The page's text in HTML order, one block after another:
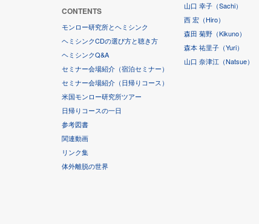
CONTENTS
モンロー研究所とヘミシンク
ヘミシンクCDの選び方と聴き方
ヘミシンクQ&A
セミナー会場紹介（宿泊セミナー）
セミナー会場紹介（日帰りコース）
米国モンロー研究所ツアー
日帰りコースの一日
参考図書
関連動画
リンク集
体外離脱の世界
山口 幸子（Sachi）
西 宏（Hiro）
森田 菊野（Kikuno）
森本 祐里子（Yuri）
山口 奈津江（Natsue）